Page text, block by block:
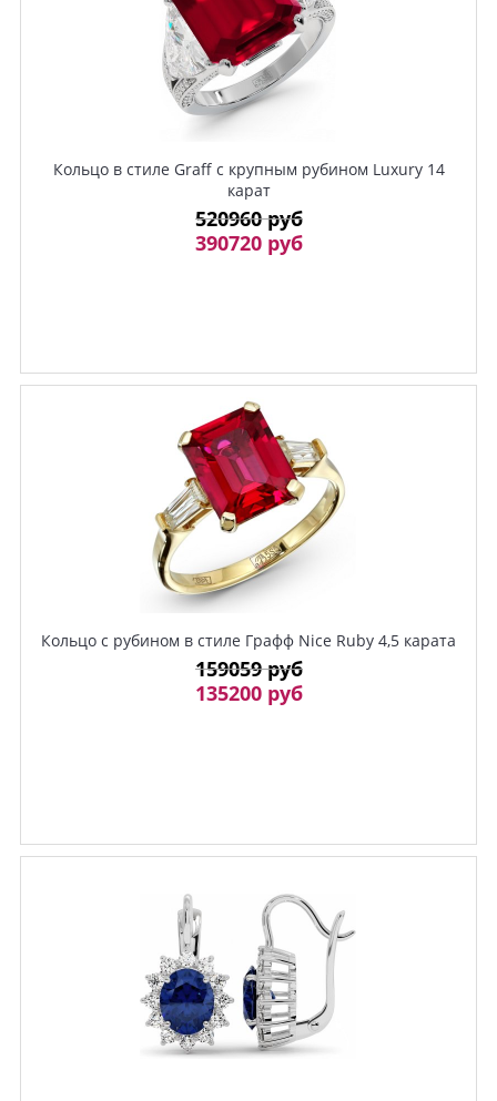
Кольцо в стиле Graff с крупным рубином Luxury 14
карат
520960 руб
390720 руб
Кольцо с рубином в стиле Графф Nice Ruby 4,5 карата
159059 руб
135200 руб